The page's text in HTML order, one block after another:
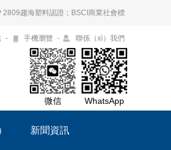
趨海塑料認證；BSCI商業社會標
- 手機瀏覽 - 聯係（xì）我們
微信 WhatsApp
新聞資訊